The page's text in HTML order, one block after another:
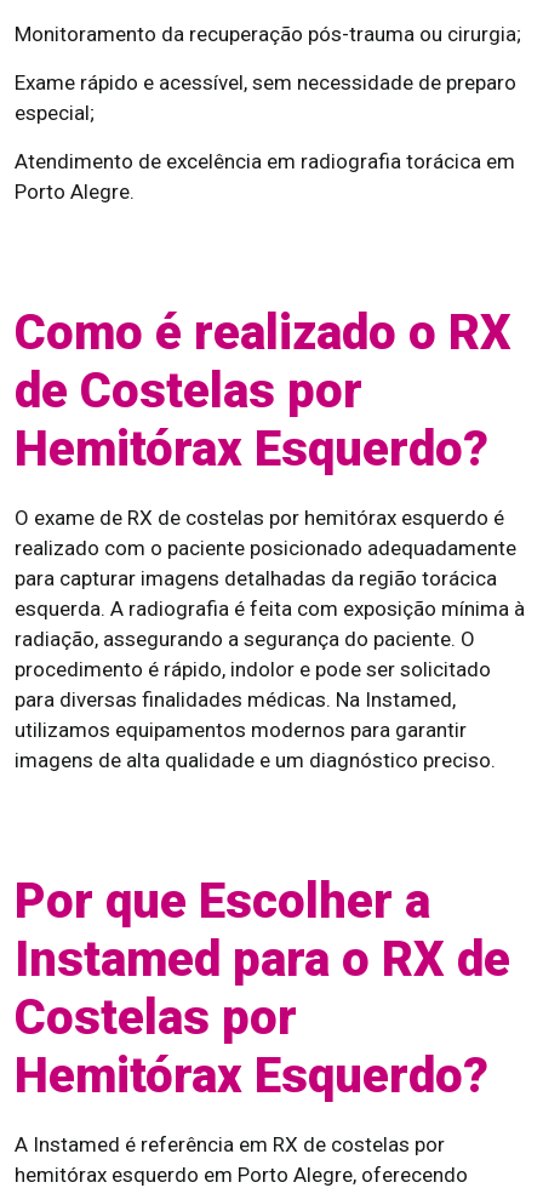
Monitoramento da recuperação pós-trauma ou cirurgia;
Exame rápido e acessível, sem necessidade de preparo
especial;
Atendimento de excelência em radiografia torácica em
Porto Alegre.
Como é realizado o RX
de Costelas por
Hemitórax Esquerdo?
O exame de RX de costelas por hemitórax esquerdo é
realizado com o paciente posicionado adequadamente
para capturar imagens detalhadas da região torácica
esquerda. A radiografia é feita com exposição mínima à
radiação, assegurando a segurança do paciente. O
procedimento é rápido, indolor e pode ser solicitado
para diversas finalidades médicas. Na Instamed,
utilizamos equipamentos modernos para garantir
imagens de alta qualidade e um diagnóstico preciso.
Por que Escolher a
Instamed para o RX de
Costelas por
Hemitórax Esquerdo?
A Instamed é referência em RX de costelas por
hemitórax esquerdo em Porto Alegre, oferecendo